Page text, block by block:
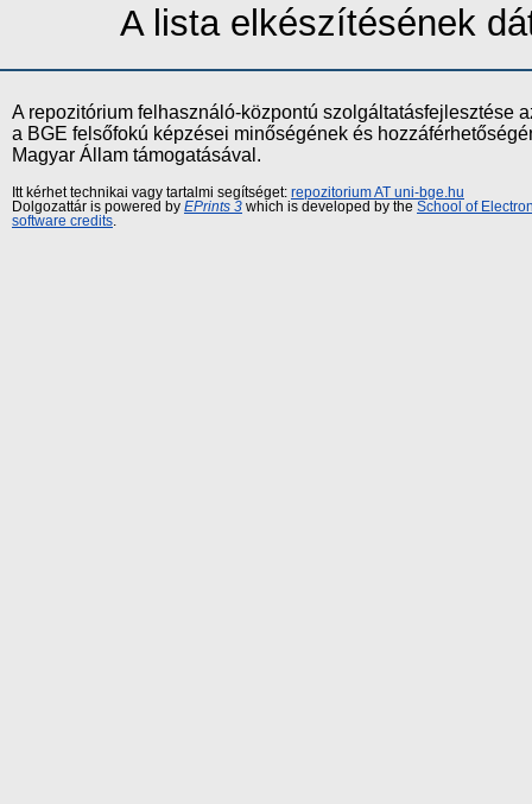
A lista elkészítésének
A repozitórium felhasználó-központú szolgáltatásfejlesztése
a BGE felsőfokú képzései minőségének és
Magyar Állam támogatásával.
Itt kérhet technikai vagy tartalmi segítséget: repozitorium AT uni-bge.hu
Dolgozattár is powered by EPrints 3 which is developed by the School of
software credits